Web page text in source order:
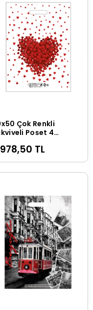
Sepete Ekle
Çok Renkli
Poşet 4
TL